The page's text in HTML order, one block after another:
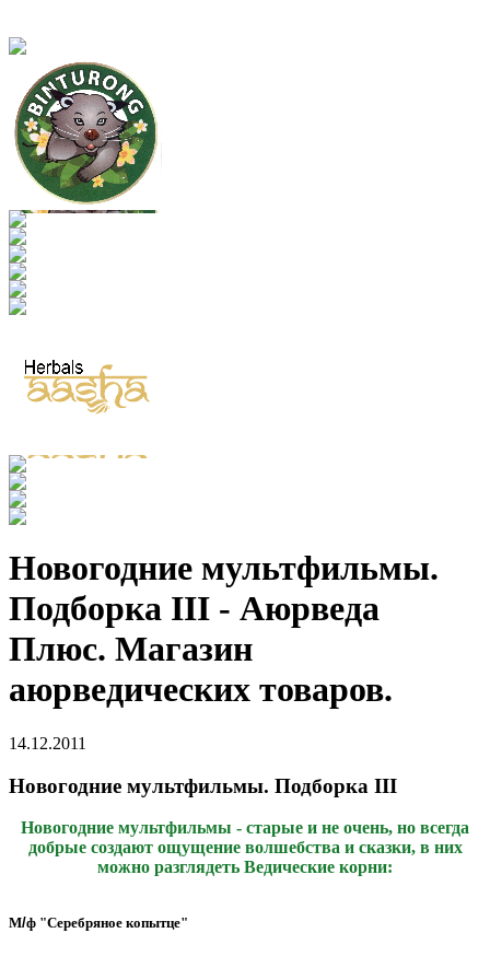
Новогодние мультфильмы.
Подборка III - Аюрведа
Плюс. Магазин
аюрведических товаров.
14.12.2011
Новогодние мультфильмы. Подборка III
Новогодние мультфильмы - старые и не очень, но всегда
добрые создают ощущение волшебства и сказки, в них
можно разглядеть Ведические корни:
М/ф "Серебряное копытце"